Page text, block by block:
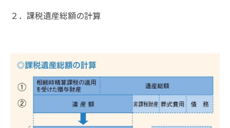
２．課税遺産総額の計算